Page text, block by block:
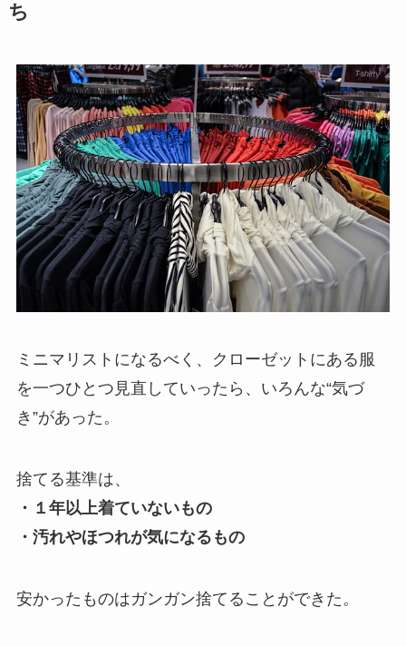
ち
ミニマリストになるべく、クローゼットにある服
を一つひとつ見直していったら、いろんな“気づ
き”があった。
捨てる基準は、
・１年以上着ていないもの
・汚れやほつれが気になるもの
安かったものはガンガン捨てることができた。